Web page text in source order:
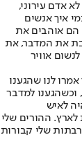
אדם עירוני,
איך אנשים
הם אוהבים את
את המדבר, את
אוויר
לנו שהגענו
וכשהגענו למדבר
לאיש
ההורים שלי
שלי קבורות